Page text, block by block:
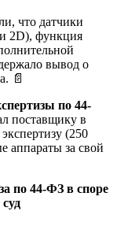
что датчики
2D), функция
вывод о
📄
по 44-
поставщику в
(250
аппараты за свой
по 44-ФЗ в споре